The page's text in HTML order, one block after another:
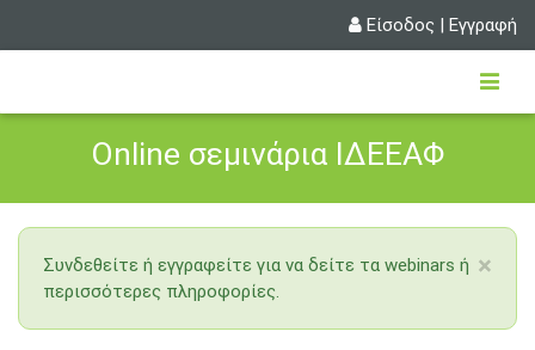
Είσοδος | Εγγραφή
Online σεμινάρια ΙΔΕΕΑΦ
×
Συνδεθείτε ή εγγραφείτε για να δείτε τα webinars ή
περισσότερες πληροφορίες.